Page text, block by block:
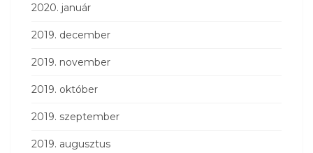
2020. január
2019. december
2019. november
2019. október
2019. szeptember
2019. augusztus